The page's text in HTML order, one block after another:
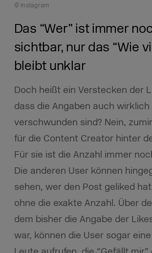
© Instagram
Das “Wer” ist immer
sichtbar, nur das “Wie
bleibt unklar
Doch heißt ein Verstecken der
dass die Angaben auch
verschwunden sind? Nein,
für die Content Creator hinter
Für sie ist die Anzahl immer
Die anderen User können
sehen, wer den Post geliked
ohne die exakte Anzahl. Über
dem bisher die Angabe der
war, können die User sogar